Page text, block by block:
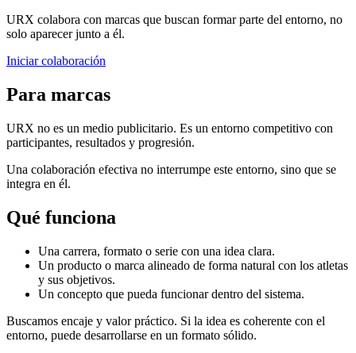
URX colabora con marcas que buscan formar parte del entorno, no
solo aparecer junto a él.
Iniciar colaboración
Para marcas
URX no es un medio publicitario. Es un entorno competitivo con
participantes, resultados y progresión.
Una colaboración efectiva no interrumpe este entorno, sino que se
integra en él.
Qué funciona
Una carrera, formato o serie con una idea clara.
Un producto o marca alineado de forma natural con los atletas
y sus objetivos.
Un concepto que pueda funcionar dentro del sistema.
Buscamos encaje y valor práctico. Si la idea es coherente con el
entorno, puede desarrollarse en un formato sólido.